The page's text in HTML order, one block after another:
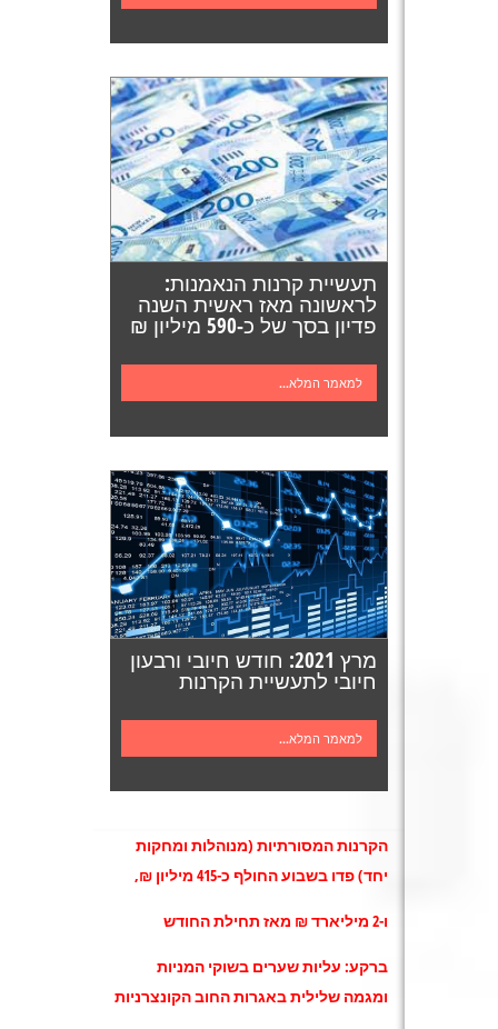
תעשיית קרנות הנאמנות:
לראשונה מאז ראשית השנה
פדיון בסך של כ-590 מיליון ₪
למאמר המלא...
מרץ 2021: חודש חיובי ורבעון
חיובי לתעשיית הקרנות
למאמר המלא...
הקרנות המסורתיות (מנוהלות ומחקות
יחד) פדו בשבוע החולף כ-415 מיליון ₪,
ו-2 מיליארד ₪ מאז תחילת החודש
ברקע: עליות שערים בשוקי המניות
ומגמה שלילית באגרות החובהקונצרניות